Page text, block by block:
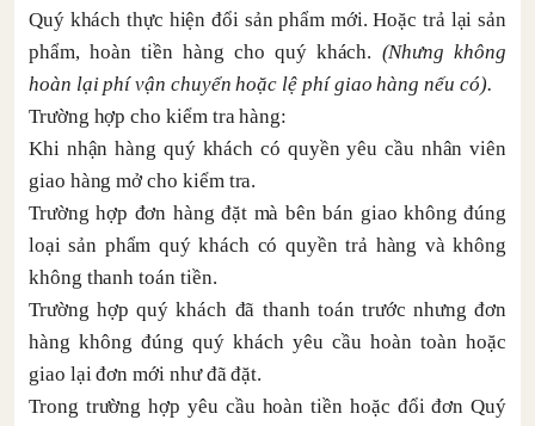
Quý khách thực hiện đổi sản phẩm mới. Hoặc trả lại sản
phẩm, hoàn tiền hàng cho quý khách. (Nhưng không
hoàn lại phí vận chuyển hoặc lệ phí giao hàng nếu có).
Trường hợp cho kiểm tra hàng:
Khi nhận hàng quý khách có quyền yêu cầu nhân viên
giao hàng mở cho kiểm tra.
Trường hợp đơn hàng đặt mà bên bán giao không đúng
loại sản phẩm quý khách có quyền trả hàng và không
không thanh toán tiền.
Trường hợp quý khách đã thanh toán trước nhưng đơn
hàng không đúng quý khách yêu cầu hoàn toàn hoặc
giao lại đơn mới như đã đặt.
Trong trường hợp yêu cầu hoàn tiền hoặc đổi đơn Quý